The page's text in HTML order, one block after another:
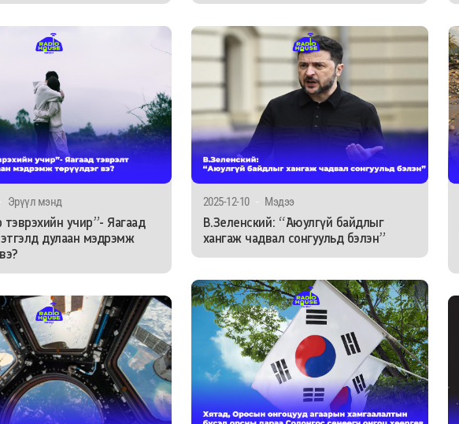
- Эрүүл мэнд
учир”- Яагаад
дулаан мэдрэмж
2025-12-10 - Мэдээ
В.Зеленский: “Аюулгүй байдлыг
хангаж чадвал сонгуульд бэлэн”